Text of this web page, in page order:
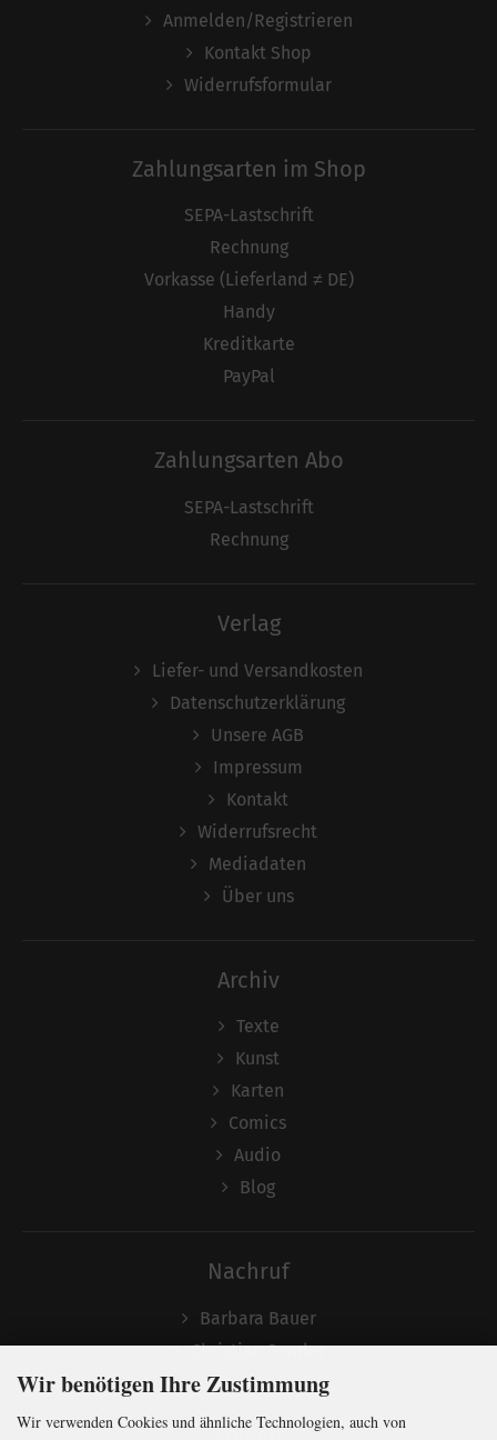
Anmelden/Registrieren
Kontakt Shop
Widerrufsformular
Zahlungsarten im Shop
SEPA-Lastschrift
Rechnung
Vorkasse (Lieferland ≠ DE)
Handy
Kreditkarte
PayPal
Zahlungsarten Abo
SEPA-Lastschrift
Rechnung
Verlag
Liefer- und Versandkosten
Datenschutzerklärung
Unsere AGB
Impressum
Kontakt
Widerrufsrecht
Mediadaten
Über uns
Archiv
Texte
Kunst
Karten
Comics
Audio
Blog
Nachruf
Barbara Bauer
Christian Semler
Folgen
Wir benötigen Ihre Zustimmung
Wir verwenden Cookies und ähnliche Technologien, auch von